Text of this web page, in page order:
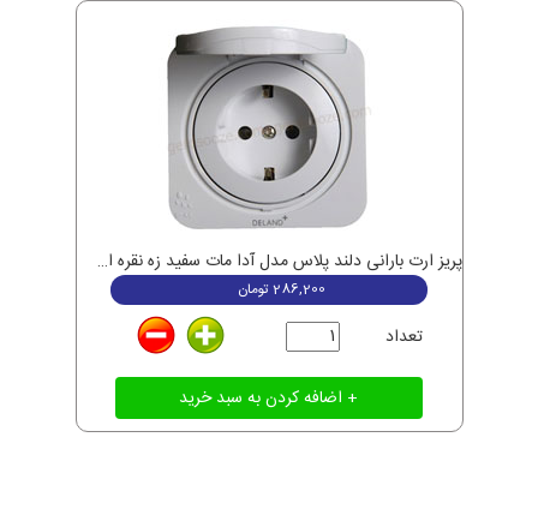
پریز ارت بارانی دلند پلاس مدل آدا مات سفید زه نقره ای
286,200 تومان
تعداد